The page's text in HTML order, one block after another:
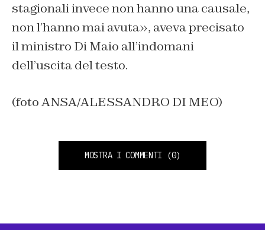
stagionali invece non hanno una causale,
non l’hanno mai avuta», aveva precisato
il ministro Di Maio all’indomani
dell’uscita del testo.
(foto ANSA/ALESSANDRO DI MEO)
MOSTRA I COMMENTI (0)